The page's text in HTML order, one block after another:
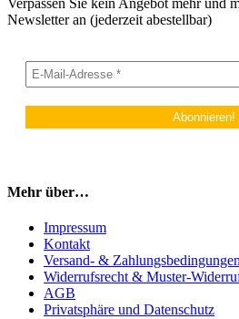
Newsletter an (jederzeit abestellbar)
Mehr über…
Impressum
Kontakt
Versand- & Zahlungsbedingungen
Widerrufsrecht & Muster-
AGB
Privatsphäre und Datenschutz